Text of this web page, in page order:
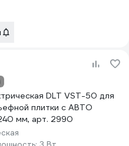
DLT VST-50 для
плитки с АВТО
мм, арт. 2990